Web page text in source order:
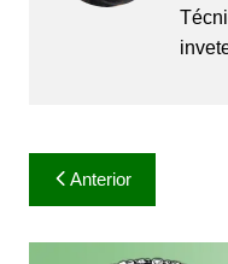
Navegação
de
Post
Anterior